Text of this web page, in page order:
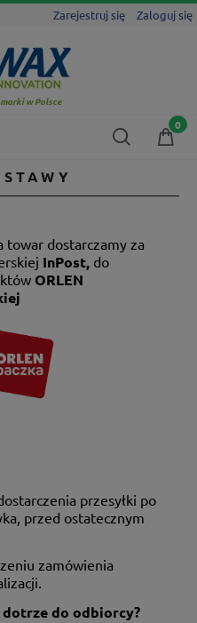
Zarejestruj się Zaloguj się
w Polsce
towar dostarczamy za
InPost, do
ORLEN
przesyłki po
przed ostatecznym
zamówienia
do odbiorcy?